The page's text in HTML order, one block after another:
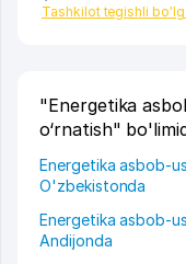
Tashkilot tegishli
"Energetika
o‘rnatish"
Energetika asbob-
O'zbekistonda
Energetika asbob-
Andijonda